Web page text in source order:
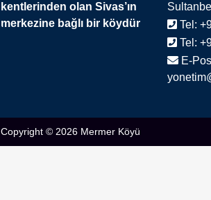
kentlerinden olan Sivas’ın
merkezine bağlı bir köydür
Tel:
Tel:
E-
Copyright © 2026 Mermer Köyü